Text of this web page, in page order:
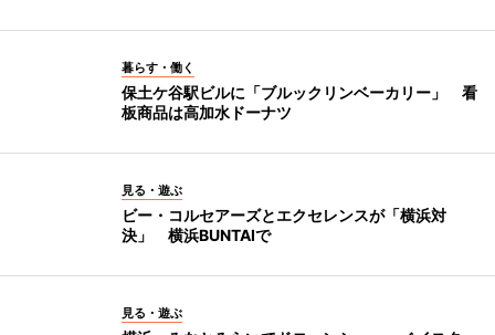
暮らす・働く
保土ケ谷駅ビルに「ブルックリンベーカリー」 看
板商品は高加水ドーナツ
見る・遊ぶ
ビー・コルセアーズとエクセレンスが「横浜対
決」 横浜BUNTAIで
見る・遊ぶ